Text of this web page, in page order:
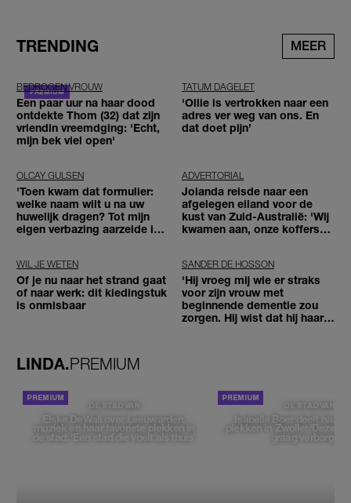
TRENDING MEER
BEDROGEN VROUW
Een paar uur na haar dood
ontdekte Thom (32) dat zijn
vriendin vreemdging: 'Echt,
mijn bek viel open'
TATUM DAGELET
'Ollie is vertrokken naar een
adres ver weg van ons. En
dat doet pijn’
OLCAY GULSEN
'Toen kwam dat formulier:
welke naam wilt u na uw
huwelijk dragen? Tot mijn
eigen verbazing aarzelde ik
ADVERTORIAL
Jolanda reisde naar een
afgelegen eiland voor de
kust van Zuid-Australië: 'Wij
kwamen aan, onze koffers
WIL JE WETEN
Of je nu naar het strand gaat
of naar werk: dit kledingstuk
is onmisbaar
SANDER DE HOSSON
'Hij vroeg mij wie er straks
voor zijn vrouw met
beginnende dementie zou
zorgen. Hij wist dat hij haar
LINDA.PREMIUM
DE STAD VAN
Elske DeWall over Leeuwarden,
muziek en haar favoriete plekken in
de stad: 'Een stad die voelt als thuis'
DE STAD VAN
Isabelle Boer deelt haar
plekken in Zwolle: 'Deze
graag verborgen'